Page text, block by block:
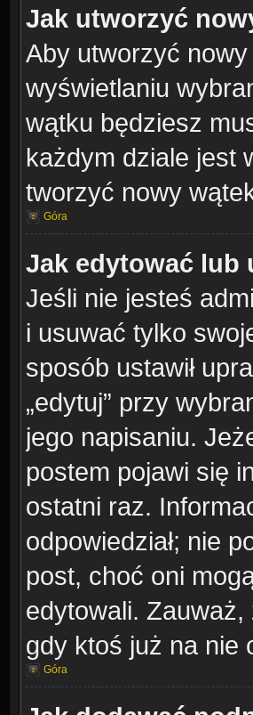
Jak utworzyć
Aby utworzyć
wyświetlaniu
wątku będziesz
każdym dziale jest
tworzyć nowy
Góra
Jak edytować lub
Jeśli nie jesteś
i usuwać tylko
sposób ustawił
„edytuj” przy
jego napisaniu.
postem pojawi się
ostatni raz.
odpowiedział; nie
post, choć oni
edytowali.
gdy ktoś już na nie
Góra